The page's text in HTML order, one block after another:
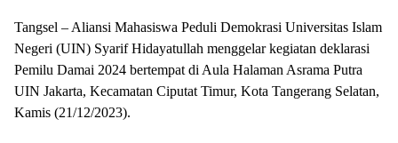
Tangsel – Aliansi Mahasiswa Peduli Demokrasi Universitas Islam
Negeri (UIN) Syarif Hidayatullah menggelar kegiatan deklarasi
Pemilu Damai 2024 bertempat di Aula Halaman Asrama Putra
UIN Jakarta, Kecamatan Ciputat Timur, Kota Tangerang Selatan,
Kamis (21/12/2023).